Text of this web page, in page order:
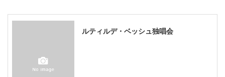
ルティルデ・ベッシュ独唱会